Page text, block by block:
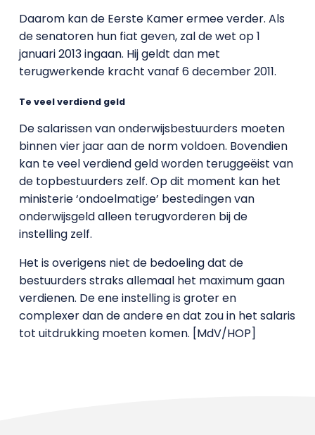
Daarom kan de Eerste Kamer ermee verder. Als
de senatoren hun fiat geven, zal de wet op 1
januari 2013 ingaan. Hij geldt dan met
terugwerkende kracht vanaf 6 december 2011.
Te veel verdiend geld
De salarissen van onderwijsbestuurders moeten
binnen vier jaar aan de norm voldoen. Bovendien
kan te veel verdiend geld worden teruggeëist van
de topbestuurders zelf. Op dit moment kan het
ministerie ‘ondoelmatige’ bestedingen van
onderwijsgeld alleen terugvorderen bij de
instelling zelf.
Het is overigens niet de bedoeling dat de
bestuurders straks allemaal het maximum gaan
verdienen. De ene instelling is groter en
complexer dan de andere en dat zou in het salaris
tot uitdrukking moeten komen. [MdV/HOP]